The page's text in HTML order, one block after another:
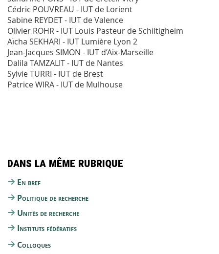
Cédric POUVREAU - IUT de Lorient
Sabine REYDET - IUT de Valence
Olivier ROHR - IUT Louis Pasteur de Schiltigheim
Aïcha SEKHARI - IUT Lumière Lyon 2
Jean-Jacques SIMON - IUT d’Aix-Marseille
Dalila TAMZALIT - IUT de Nantes
Sylvie TURRI - IUT de Brest
Patrice WIRA - IUT de Mulhouse
Dans la même rubrique
En bref
Politique de recherche
Unités de recherche
Instituts fédératifs
Colloques